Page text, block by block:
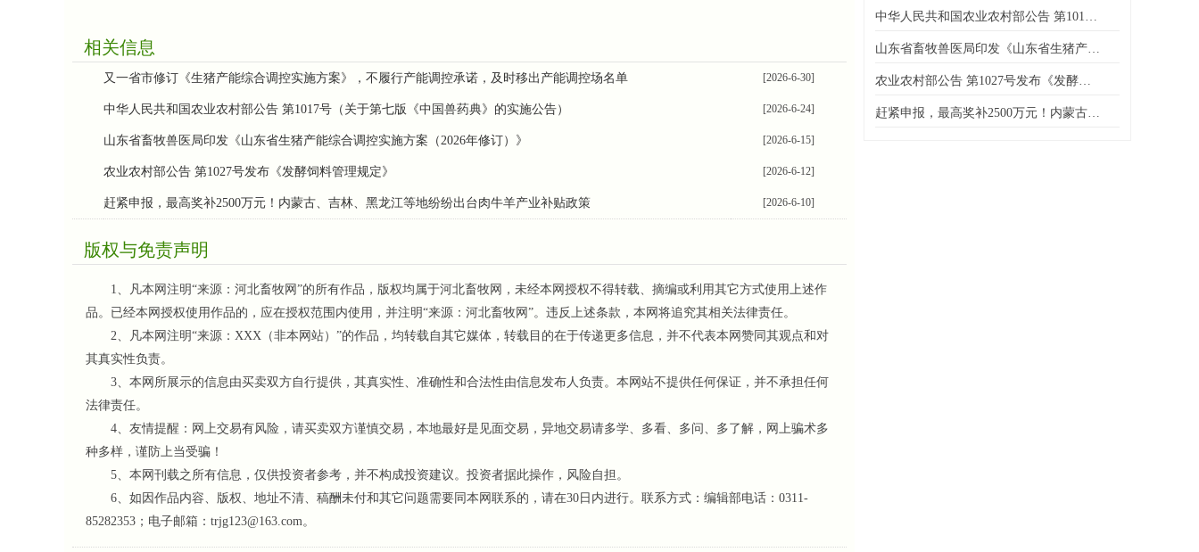
相关信息
又一省市修订《生猪产能综合调控实施方案》，不履行产能调控承诺，及时移出产能调控场名单 [2026-6-30]
中华人民共和国农业农村部公告 第1017号（关于第七版《中国兽药典》的实施公告） [2026-6-24]
山东省畜牧兽医局印发《山东省生猪产能综合调控实施方案（2026年修订）》 [2026-6-15]
农业农村部公告 第1027号发布《发酵饲料管理规定》 [2026-6-12]
赶紧申报，最高奖补2500万元！内蒙古、吉林、黑龙江等地纷纷出台肉牛羊产业补贴政策 [2026-6-10]
版权与免责声明
1、凡本网注明“来源：河北畜牧网”的所有作品，版权均属于河北畜牧网，未经本网授权不得转载、摘编或利用其它方式使用上述作
品。已经本网授权使用作品的，应在授权范围内使用，并注明“来源：河北畜牧网”。违反上述条款，本网将追究其相关法律责任。
2、凡本网注明“来源：XXX（非本网站）”的作品，均转载自其它媒体，转载目的在于传递更多信息，并不代表本网赞同其观点和对
其真实性负责。
3、本网所展示的信息由买卖双方自行提供，其真实性、准确性和合法性由信息发布人负责。本网站不提供任何保证，并不承担任何
法律责任。
4、友情提醒：网上交易有风险，请买卖双方谨慎交易，本地最好是见面交易，异地交易请多学、多看、多问、多了解，网上骗术多
种多样，谨防上当受骗！
5、本网刊载之所有信息，仅供投资者参考 ，并不构成投资建议。投资者据此操作，风险自担。
6、如因作品内容、版权、地址不清、稿酬未付和其它问题需要同本网联系的，请在30日内进行。联系方式：编辑部电话：0311-
85282353；电子邮箱：trjg123@163.com。
中华人民共和国农业农村部公告 第101…
山东省畜牧兽医局印发《山东省生猪产…
农业农村部公告 第1027号发布《发酵…
赶紧申报，最高奖补2500万元！内蒙古…